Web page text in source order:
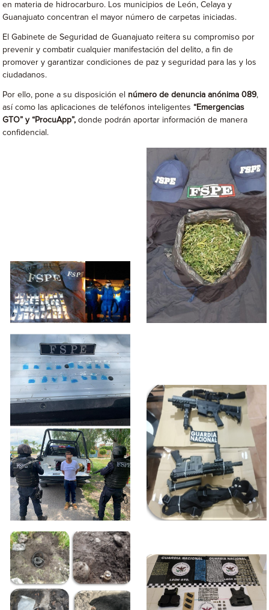
en materia de hidrocarburo. Los municipios de León, Celaya y
Guanajuato concentran el mayor número de carpetas iniciadas.
El Gabinete de Seguridad de Guanajuato reitera su compromiso por
prevenir y combatir cualquier manifestación del delito, a fin de
promover y garantizar condiciones de paz y seguridad para las y los
ciudadanos.
Por ello, pone a su disposición el número de denuncia anónima 089,
así como las aplicaciones de teléfonos inteligentes“Emergencias
GTO” y “ProcuApp”, donde podrán aportar información de manera
confidencial.